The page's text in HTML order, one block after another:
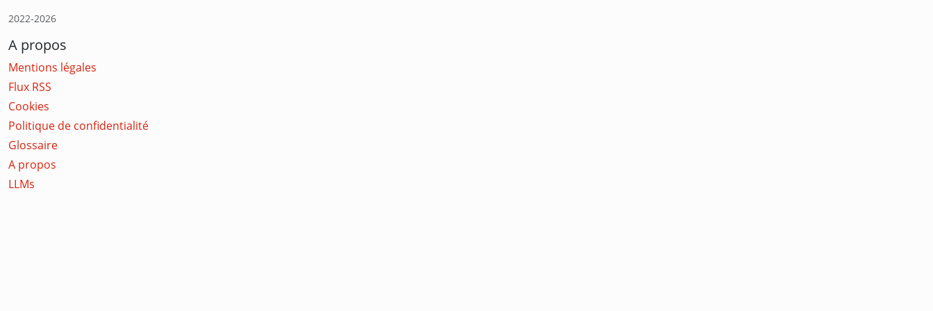
2022-2026
A propos
Mentions légales
Flux RSS
Cookies
Politique de confidentialité
Glossaire
A propos
LLMs